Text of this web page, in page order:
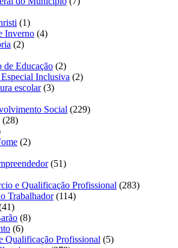
(1)
Inverno (4)
(2)
de Educação (2)
Inclusiva (2)
escolar(3)
Social (229)
(28)
(2)
(51)
e Qualificação Profissional (283)
Trabalhador(114)
(8)
(6)
Qualificação Profissional (5)